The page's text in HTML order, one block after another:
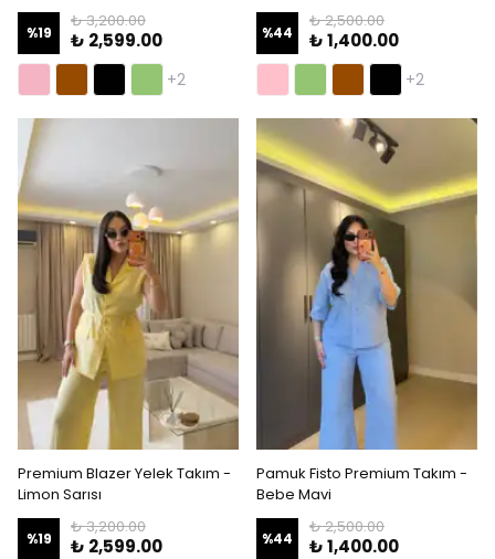
%19
₺ 3,200.00
₺ 2,599.00
+2
%44
₺ 2,500.00
₺ 1,400.00
+2
Premium Blazer Yelek Takım -
Limon Sarısı
%19
₺ 3,200.00
₺ 2,599.00
Pamuk Fisto Premium Takım -
Bebe Mavi
%44
₺ 2,500.00
₺ 1,400.00